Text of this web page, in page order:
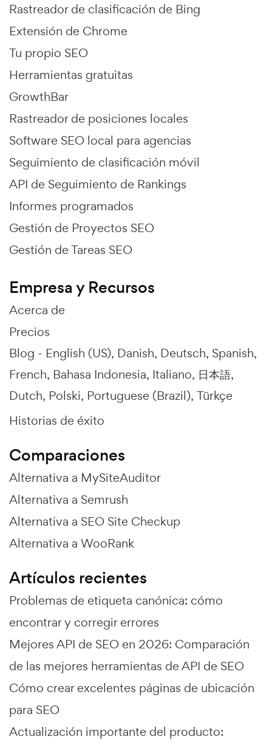
Rastreador de clasificación de Bing
Extensión de Chrome
Tu propio SEO
Herramientas gratuitas
GrowthBar
Rastreador de posiciones locales
Software SEO local para agencias
Seguimiento de clasificación móvil
API de Seguimiento de Rankings
Informes programados
Gestión de Proyectos SEO
Gestión de Tareas SEO
Empresa y Recursos
Acerca de
Precios
Blog - English (US) Danish Deutsch Spanish
French Bahasa Indonesia Italiano 日本語
Dutch Polski Portuguese (Brazil) Türkçe
Historias de éxito
Comparaciones
Alternativa a MySiteAuditor
Alternativa a Semrush
Alternativa a SEO Site Checkup
Alternativa a WooRank
Artículos recientes
Problemas de etiqueta canónica: cómo
encontrar y corregir errores
Mejores API de SEO en 2026: Comparación
de las mejores herramientas de API de SEO
Cómo crear excelentes páginas de ubicación
para SEO
Actualización importante del producto: